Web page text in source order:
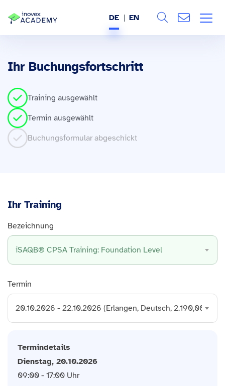
BRANCHEN
REFERENZEN
DE EN
Alle
Ihr Buchungsfortschritt
Training ausgewählt
Termin ausgewählt
Buchungsformular abgeschickt
Ihr Training
Bezeichnung
iSAQB® CPSA Training: Foundation Level
Termin
20.10.2026 - 22.10.2026 (Erlangen, Deutsch, 2.190,00 €
Termindetails
Dienstag, 20.10.2026
09:00 - 17:00 Uhr